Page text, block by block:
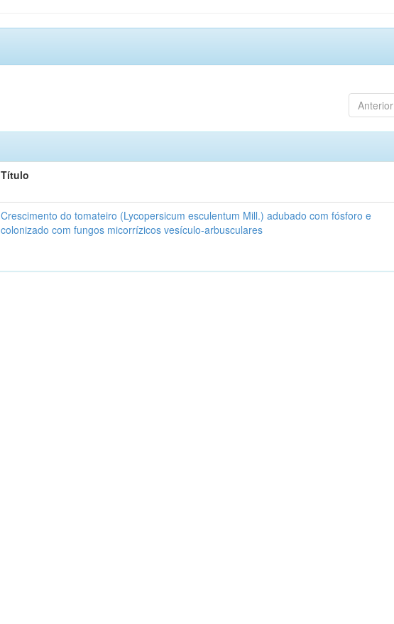
Anterior
Título
Crescimento do tomateiro (Lycopersicum esculentum Mill.) adubado com fósforo e
colonizado com fungos micorrízicos vesículo-arbusculares